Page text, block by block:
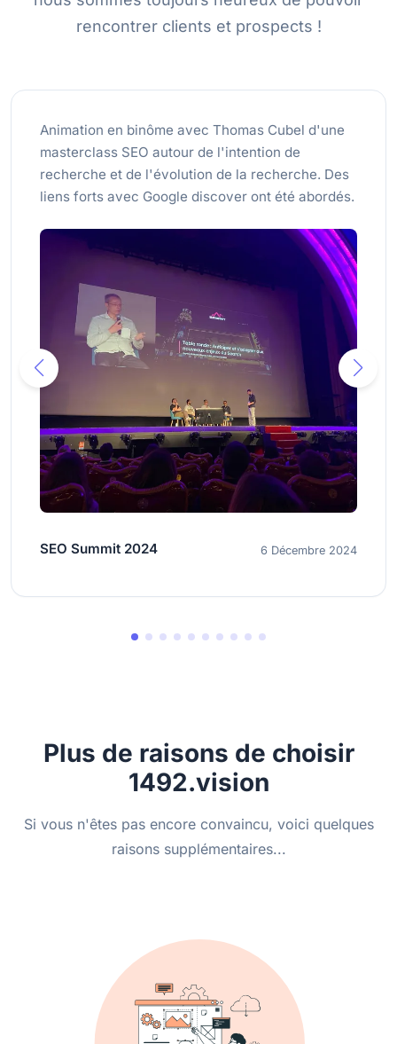
rencontrer clients et prospects !
Animation en binôme avec Thomas Cubel d'une
masterclass SEO autour de l'intention de
recherche et de l'évolution de la recherche. Des
liens forts avec Google discover ont été abordés.
scène du Grand REX.
SEO Summit 2024 6 Décembre 2024
Plus de raisons de choisir
1492.vision
Si vous n'êtes pas encore convaincu, voici quelques
raisons supplémentaires...